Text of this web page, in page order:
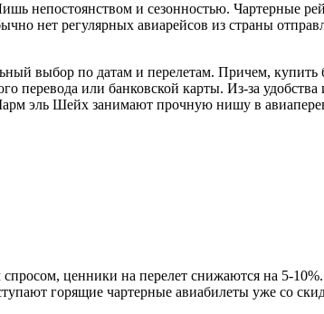
непостоянством и сезонностью. Чартерные
нет регулярных авиарейсов из страны
выбор по датам и перелетам. Причем,
перевода или банковской карты. Из-за
эль Шейх занимают прочную нишу в
спросом, ценники на перелет снижаются на 5-
горящие чартерные авиабилеты уже со